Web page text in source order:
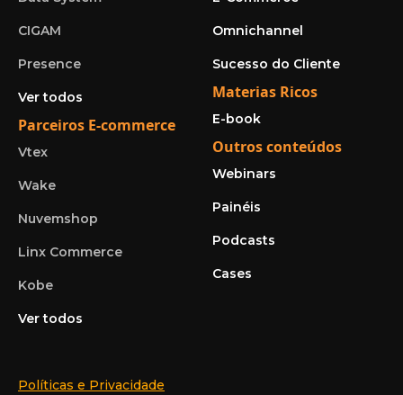
CIGAM
Presence
Ver todos
Parceiros E-commerce
Vtex
Wake
Nuvemshop
Linx Commerce
Kobe
Ver todos
Omnichannel
Sucesso do Cliente
Materias Ricos
E-book
Outros conteúdos
Webinars
Painéis
Podcasts
Cases
Políticas e Privacidade